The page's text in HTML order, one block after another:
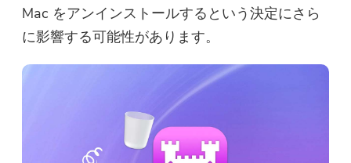
Mac をアンインストールするという決定にさら
に影響する可能性があります。